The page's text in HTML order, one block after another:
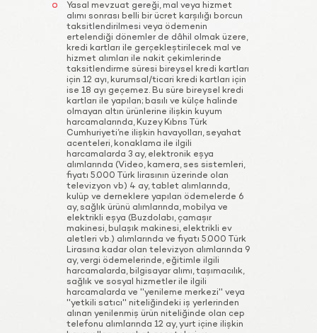
Yasal mevzuat gereği, mal veya hizmet
alımı sonrası belli bir ücret karşılığı borcun
taksitlendirilmesi veya ödemenin
ertelendiği dönemler de dâhil olmak üzere,
kredi kartları ile gerçekleştirilecek mal ve
hizmet alımları ile nakit çekimlerinde
taksitlendirme süresi bireysel kredi kartları
için 12 ayı, kurumsal/ticari kredi kartları için
ise 18 ayı geçemez. Bu süre bireysel kredi
kartları ile yapılan; basılı ve külçe halinde
olmayan altın ürünlerine ilişkin kuyum
harcamalarında, Kuzey Kıbrıs Türk
Cumhuriyeti’ne ilişkin havayolları, seyahat
acenteleri, konaklama ile ilgili
harcamalarda 3 ay, elektronik eşya
alımlarında (Video, kamera, ses sistemleri,
fiyatı 5.000 Türk lirasının üzerinde olan
televizyon vb) 4 ay, tablet alımlarında,
kulüp ve derneklere yapılan ödemelerde 6
ay, sağlık ürünü alımlarında, mobilya ve
elektrikli eşya (Buzdolabı, çamaşır
makinesi, bulaşık makinesi, elektrikli ev
aletleri vb.) alımlarında ve fiyatı 5.000 Türk
Lirasına kadar olan televizyon alımlarında 9
ay, vergi ödemelerinde, eğitimle ilgili
harcamalarda, bilgisayar alımı, taşımacılık,
sağlık ve sosyal hizmetler ile ilgili
harcamalarda ve ''yenileme merkezi'' veya
''yetkili satıcı'' niteliğindeki iş yerlerinden
alınan yenilenmiş ürün niteliğinde olan cep
telefonu alımlarında 12 ay, yurt içine ilişkin